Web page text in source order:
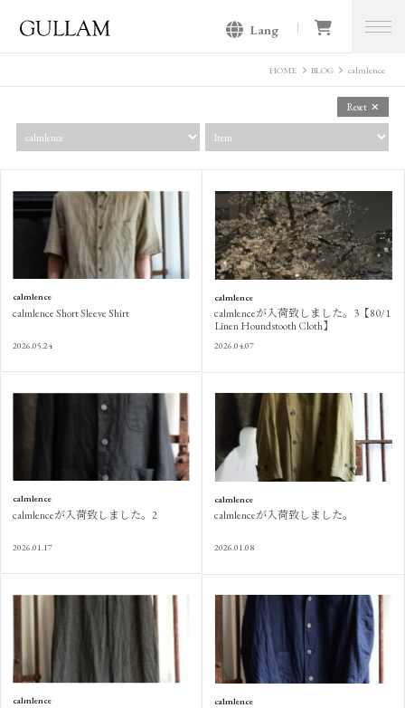
Lang
HOME BLOG calmlence
Reset
calmlence
calmlence Short Sleeve Shirt
2026.05.24
calmlence
calmlenceが入荷致しました。3【80/1
Linen Houndstooth Cloth】
2026.04.07
calmlence
calmlenceが入荷致しました。2
2026.01.17
calmlence
calmlenceが入荷致しました。
2026.01.08
calmlence calmlence